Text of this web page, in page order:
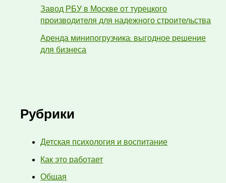
Завод РБУ в Москве от турецкого
производителя для надежного строительства
Аренда минипогрузчика: выгодное решение
для бизнеса
Рубрики
Детская психология и воспитание
Как это работает
Общая